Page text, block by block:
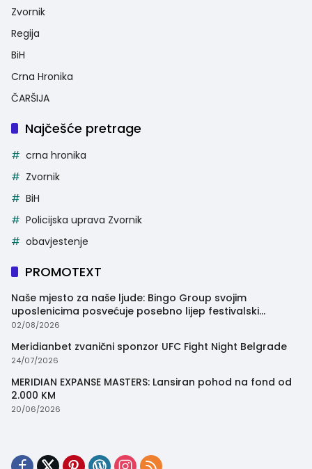
Zvornik
Regija
BiH
Crna Hronika
ČARŠIJA
Najčešće pretrage
crna hronika
Zvornik
BiH
Policijska uprava Zvornik
obavjestenje
PROMOTEXT
Naše mjesto za naše ljude: Bingo Group svojim
uposlenicima posvećuje posebno lijep festivalski
trenutak
02/08/2026
Meridianbet zvanični sponzor UFC Fight Night Belgrade
24/07/2026
MERIDIAN EXPANSE MASTERS: Lansiran pohod na fond od
2.000 KM
20/06/2026